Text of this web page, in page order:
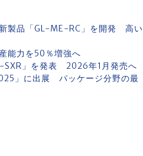
製品「GL-ME-RC」を開発 高い
能力を50％増強へ
SXR」を発表 2026年1月発売へ
」に出展 パッケージ分野の最